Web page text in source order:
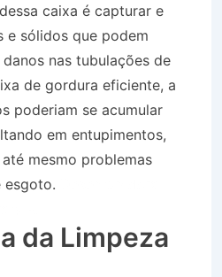
caixa é capturar e
e sólidos que podem
nas tubulações de
de gordura eficiente, a
poderiam se acumular
em entupimentos,
mesmo problemas
esgoto.
da Limpeza